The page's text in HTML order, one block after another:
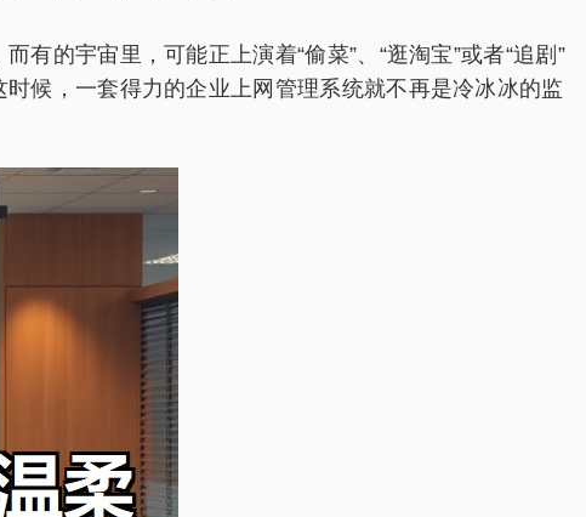
的宇宙里，可能正上演着“偷菜”、“逛淘宝”或者“追剧”
候，一套得力的企业上网管理系统就不再是冷冰冰的监